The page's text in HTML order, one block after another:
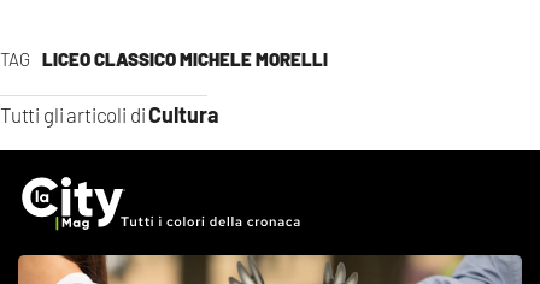
TAG LICEO CLASSICO MICHELE MORELLI
Tutti gli articoli diCultura